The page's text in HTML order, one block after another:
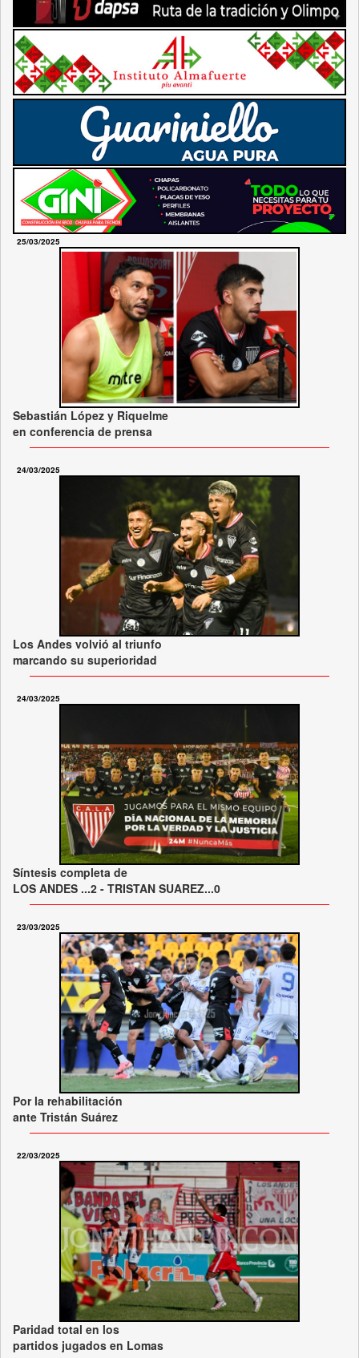
25/03/2025
Sebastián López y Riquelme
en conferencia de prensa
24/03/2025
Los Andes volvió al triunfo
marcando su superioridad
24/03/2025
Síntesis completa de
LOS ANDES ...2 - TRISTAN SUAREZ...0
23/03/2025
Por la rehabilitación
ante Tristán Suárez
22/03/2025
Paridad total en los
partidos jugados en Lomas